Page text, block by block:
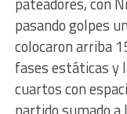
pasando golpes
colocaron arriba
fases estáticas y
cuartos con